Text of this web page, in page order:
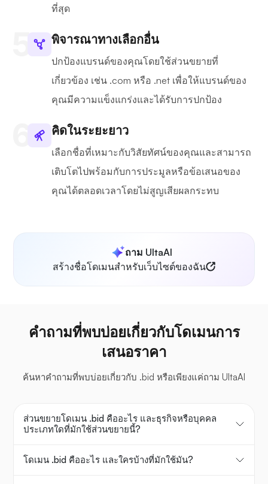
ที่สุด
พิจารณาทางเลือกอื่น
ปกป้องแบรนด์ของคุณโดยใช้ส่วนขยายที่
เกี่ยวข้อง เช่น .com หรือ .net เพื่อให้แบรนด์ของ
คุณมีความแข็งแกร่งและได้รับการปกป้อง
คิดในระยะยาว
เลือกชื่อที่เหมาะกับวิสัยทัศน์ของคุณและสามารถ
เติบโตไปพร้อมกับการประมูลหรือข้อเสนอของ
คุณได้ตลอดเวลาโดยไม่สูญเสียผลกระทบ
ถาม UltaAI
สร้างชื่อโดเมนสำหรับเว็บไซต์ของฉัน
คำถามที่พบบ่อยเกี่ยวกับโดเมนการ
เสนอราคา
ค้นหาคำถามที่พบบ่อยเกี่ยวกับ .bid หรือเพียงแค่ถาม UltaAI
ส่วนขยายโดเมน .bid คืออะไร และธุรกิจหรือบุคคล
ประเภทใดที่มักใช้ส่วนขยายนี้?
โดเมน .bid คืออะไร และใครบ้างที่มักใช้มัน?